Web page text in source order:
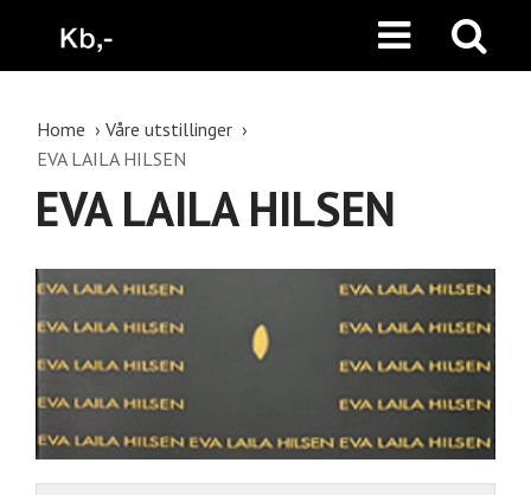
Home
Våre utstillinger
EVA LAILA HILSEN
EVA LAILA HILSEN